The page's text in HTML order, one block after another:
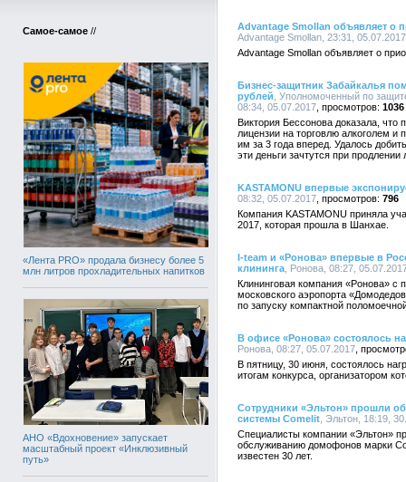
Самое-самое //
«Лента PRO» продала бизнесу более 5
млн литров прохладительных напитков
АНО «Вдохновение» запускает
масштабный проект «Инклюзивный
путь»
Advantage Smollan объявляет о
Advantage Smollan, 23:31, 05.07.2017
Advantage Smollan объявляет о
Бизнес-защитник Забайкалья
рублей , Уполномоченный по
08:34, 05.07.2017
1036
Виктория Бессонова доказала, что
лицензии на торговлю алкоголем и
им за 3 года вперед. Удалось
эти деньги зачтутся при продлении
KASTAMONU впервые
08:32, 05.07.2017
796
Компания KASTAMONU приняла
2017, которая прошла в Шанхае.
I-team и «Ронова» впервые в
клининга , Ронова, 08:27,
Клининговая компания «Ронова» с
московского аэропорта
по запуску компактной
В офисе «Ронова» состоялось
Ронова, 08:27, 05.07.2017
В пятницу, 30 июня, состоялось
итогам конкурса, организатором
Сотрудники «Эльтон» прошли
системы Comelit , Эльтон, 18:19,
Специалисты компании «Эльтон»
обслуживанию домофонов марки
известен 30 лет.